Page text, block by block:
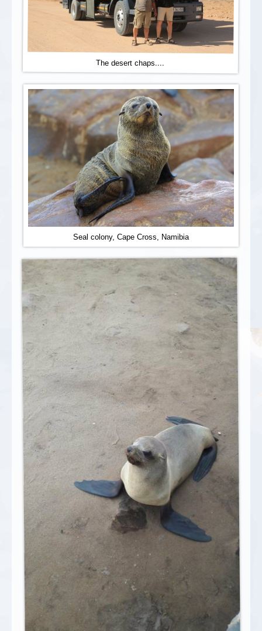
The desert chaps....
Seal colony, Cape Cross, Namibia